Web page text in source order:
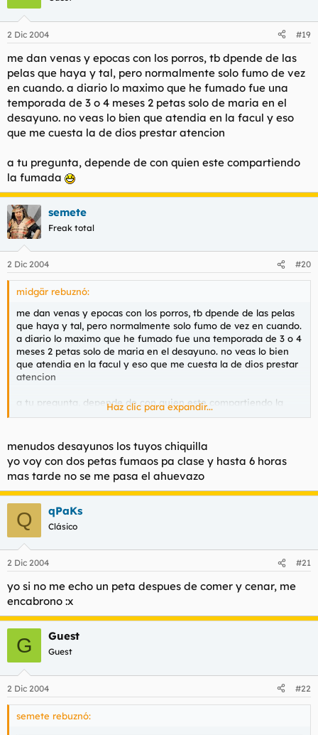
2 Dic 2004 #19
me dan venas y epocas con los porros, tb dpende de las
pelas que haya y tal, pero normalmente solo fumo de vez
en cuando. a diario lo maximo que he fumado fue una
temporada de 3 o 4 meses 2 petas solo de maria en el
desayuno. no veas lo bien que atendia en la facul y eso
que me cuesta la de dios prestar atencion
a tu pregunta, depende de con quien este compartiendo
la fumada
semete
Freak total
2 Dic 2004 #20
midgär rebuznó:
me dan venas y epocas con los porros, tb dpende de las pelas
que haya y tal, pero normalmente solo fumo de vez en cuando.
a diario lo maximo que he fumado fue una temporada de 3 o 4
meses 2 petas solo de maria en el desayuno. no veas lo bien
que atendia en la facul y eso que me cuesta la de dios prestar
atencion
a tu pregunta, depende de con quien este compartiendo la
fumada
Haz clic para expandir...
menudos desayunos los tuyos chiquilla
yo voy con dos petas fumaos pa clase y hasta 6 horas
mas tarde no se me pasa el ahuevazo
Q qPaKs
Clásico
2 Dic 2004 #21
yo si no me echo un peta despues de comer y cenar, me
encabrono :x
G Guest
Guest
2 Dic 2004 #22
semete rebuznó: